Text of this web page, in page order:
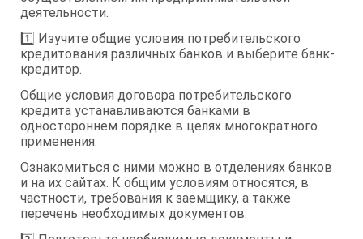
деятельности.
1️⃣ Изучите общие условия потребительского
кредитования различных банков и выберите банк-
кредитор.
Общие условия договора потребительского
кредита устанавливаются банками в
одностороннем порядке в целях многократного
применения.
Ознакомиться с ними можно в отделениях банков
и на их сайтах. К общим условиям относятся, в
частности, требования к заемщику, а также
перечень необходимых документов.